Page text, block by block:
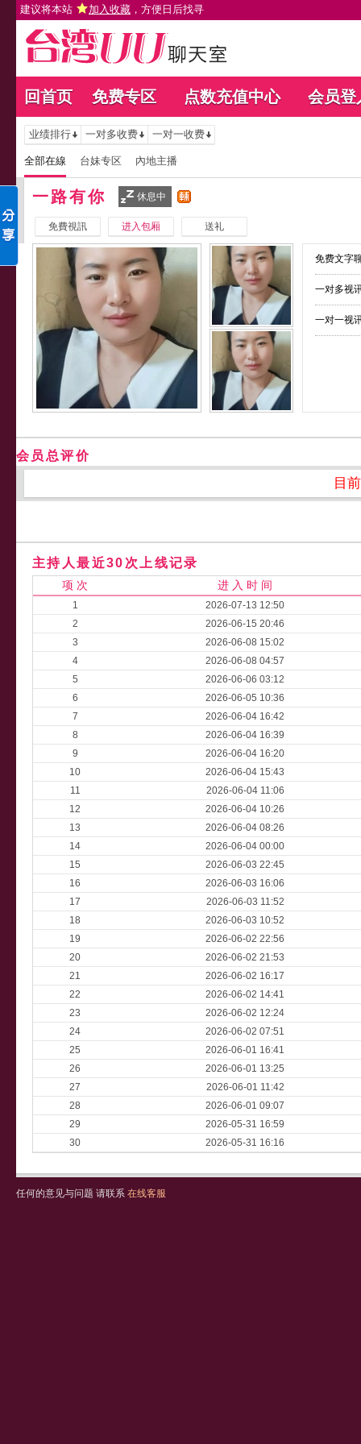
建议将本站 加入收藏 ，方便日后找寻
回首页 免费专区 点数充值中心 会员登
业绩排行 一对多收费 一对一收费
全部在線 台妹专区 內地主播
一路有你 休息中
免費視訊 进入包厢 送礼
免费文字
一对多视
一对一视
会员总评价
目
主持人最近30次上线记录
项 次 进 入 时 间
1
2026-07-13 12:50
2
2026-06-15 20:46
3
2026-06-08 15:02
4
2026-06-08 04:57
5
2026-06-06 03:12
6
2026-06-05 10:36
7
2026-06-04 16:42
8
2026-06-04 16:39
9
2026-06-04 16:20
10
2026-06-04 15:43
11
2026-06-04 11:06
12
2026-06-04 10:26
13
2026-06-04 08:26
14
2026-06-04 00:00
15
2026-06-03 22:45
16
2026-06-03 16:06
17
2026-06-03 11:52
18
2026-06-03 10:52
19
2026-06-02 22:56
20
2026-06-02 21:53
21
2026-06-02 16:17
22
2026-06-02 14:41
23
2026-06-02 12:24
24
2026-06-02 07:51
25
2026-06-01 16:41
26
2026-06-01 13:25
27
2026-06-01 11:42
28
2026-06-01 09:07
29
2026-05-31 16:59
30
2026-05-31 16:16
任何的意见与问题 请联系 在线客服